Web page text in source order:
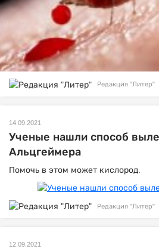
Редакция "Литер"
14.09.2021
Ученые нашли способ
Альцгеймера
Помочь в этом может кислород.
Редакция "Литер"
12.09.2021